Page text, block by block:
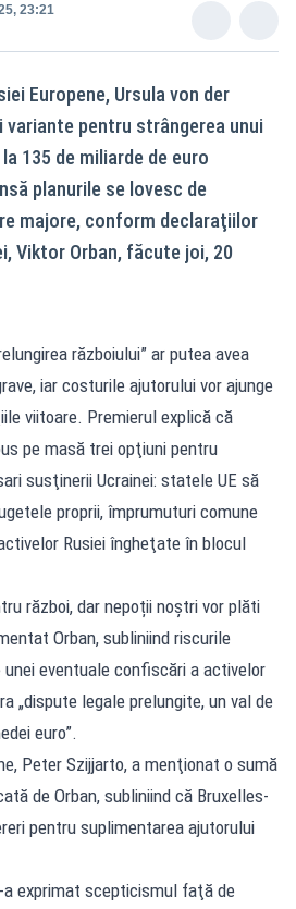
23:21
Europene, Ursula von der
variante pentru strângerea unui
135 de miliarde de euro
planurile se lovesc de
majore, conform declaraţiilor
Viktor Orban, făcute joi, 20
războiului” ar putea avea
iar costurile ajutorului vor ajunge
viitoare. Premierul explică că
pe masă trei opţiuni pentru
susţinerii Ucrainei: statele UE să
proprii, împrumuturi comune
Rusiei îngheţate în blocul
război, dar nepoții noștri vor plăti
Orban, subliniind riscurile
eventuale confiscări a activelor
„dispute legale prelungite, un val de
euro”.
Peter Szijjarto, a menţionat o sumă
de Orban, subliniind că Bruxelles-
pentru suplimentarea ajutorului
a exprimat scepticismul faţă de